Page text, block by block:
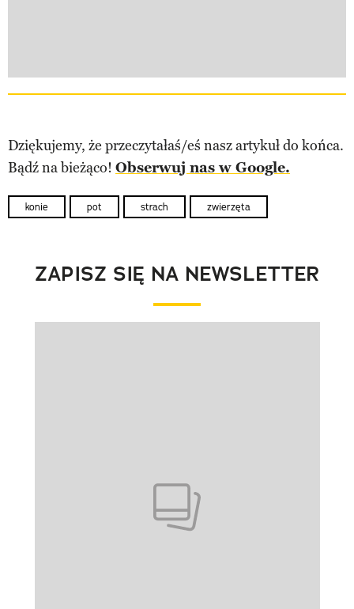
Dziękujemy, że przeczytałaś/eś nasz artykuł do końca.
Bądź na bieżąco! Obserwuj nas w Google.
konie pot strach zwierzęta
ZAPISZ SIĘ NA NEWSLETTER